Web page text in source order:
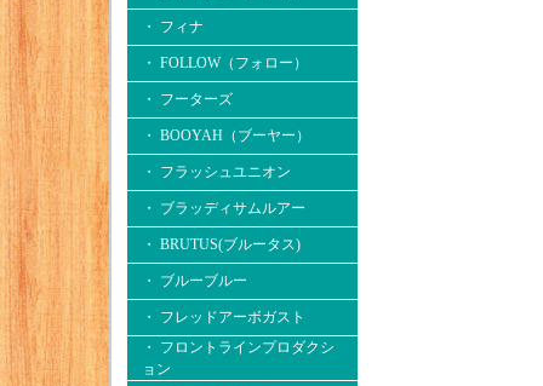
・ フィナ
・ FOLLOW（フォロー）
・ フーターズ
・ BOOYAH（ブーヤー）
・ フラッシュユニオン
・ ブラッディサムルアー
・ BRUTUS(ブルータス)
・ ブルーブルー
・ フレッドアーボガスト
・ フロントラインプロダクシ
ョン